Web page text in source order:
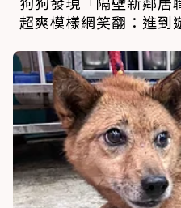
超爽模樣網笑翻：進到